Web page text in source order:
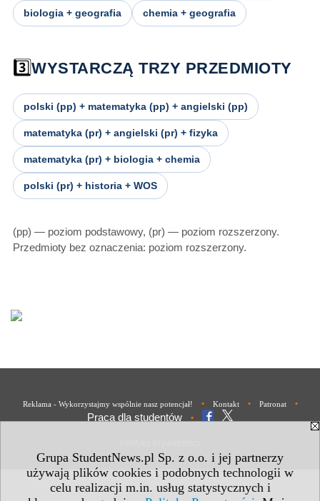
Grupa StudentNews.pl Sp. z o.o. i jej partnerzy
używają plików cookies i podobnych technologii w
celu realizacji m.in. usług statystycznych i
biologia + geografia chemia + geografia
3️⃣WYSTARCZĄ TRZY PRZEDMIOTY
polski (pp) + matematyka (pp) + angielski (pp)
matematyka (pr) + angielski (pr) + fizyka
matematyka (pr) + biologia + chemia
polski (pr) + historia + WOS
(pp) — poziom podstawowy, (pr) — poziom rozszerzony.
Przedmioty bez oznaczenia: poziom rozszerzony.
Reklama - Wykorzystajmy wspólnie nasz potencjał! • Kontakt • Patronat •
Praca dla studentów •